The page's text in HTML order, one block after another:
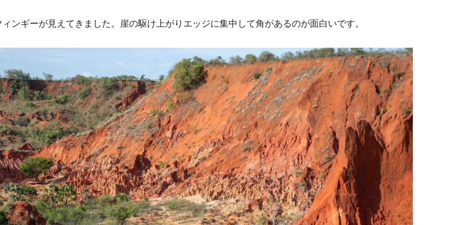
ンギーが見えてきました。崖の駆け上がりエッジに集中して角があるのが面白いです。